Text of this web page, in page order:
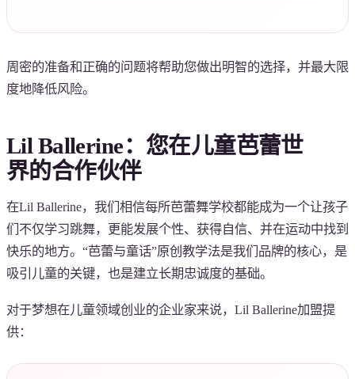
周密的准备和正确的问题将帮助您做出明智的选择，并最大限
度地降低风险。
Lil Ballerine：您在儿童芭蕾世
界的合作伙伴
在Lil Ballerine，我们相信每所芭蕾舞学校都能成为一个让孩子
们不仅学习跳舞，更能发展个性、获得自信、并在运动中找到
快乐的地方。“芭蕾与童话”原创教学法是我们品牌的核心，是
吸引儿童的关键，也是建立长期忠诚度的基础。
对于梦想在儿童领域创业的企业家来说，Lil Ballerine加盟提
供：